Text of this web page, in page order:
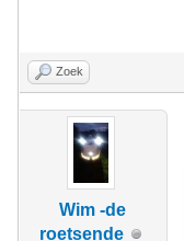
Zoek
Wim -de
roetsende